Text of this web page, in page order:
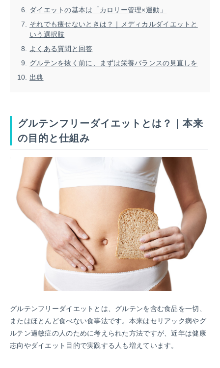
ダイエットの基本は「カロリー管理×運動」
それでも痩せないときは？｜メディカルダイエットと
いう選択肢
よくある質問と回答
グルテンを抜く前に、まずは栄養バランスの見直しを
出典
グルテンフリーダイエットとは？｜本来
の目的と仕組み
グルテンフリーダイエットとは、グルテンを含む食品を一切、
またはほとんど食べない食事法です。本来はセリアック病やグ
ルテン過敏症の人のために考えられた方法ですが、近年は健康
志向やダイエット目的で実践する人も増えています。